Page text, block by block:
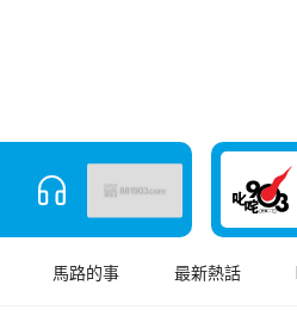
馬路的事 最新熱話